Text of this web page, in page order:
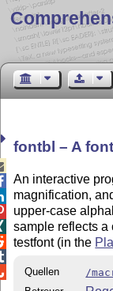
fontbl – A
An interactive
magnification,
upper-case
sample reflects
testfont (in the
Quellen
/